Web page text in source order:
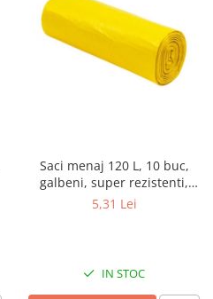
Saci menaj 120 L, 10 buc,
galbeni, super rezistenti,
LDPE
5,31 Lei
IN STOC